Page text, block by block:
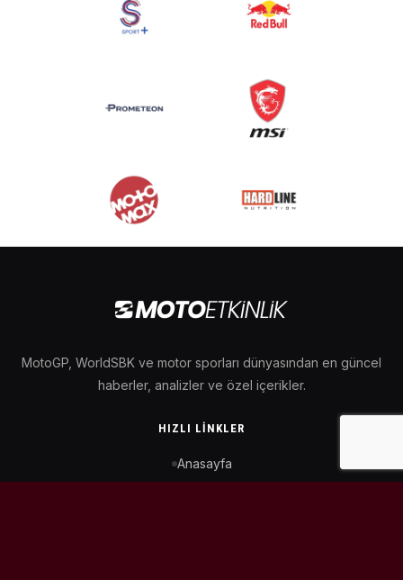
MotoGP, WorldSBK ve motor sporları dünyasından en güncel
haberler, analizler ve özel içerikler.
HIZLI LINKLER
Anasayfa